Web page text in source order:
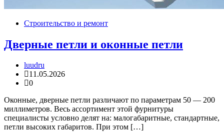
Строительство и ремонт
Дверные петли и оконные петли
luudru
11.05.2026
0
Оконные, дверные петли различают по параметрам 50 — 200
миллиметров. Весь ассортимент этой фурнитуры
специалисты условно делят на: малогабаритные, стандартные,
петли высоких габаритов. При этом […]